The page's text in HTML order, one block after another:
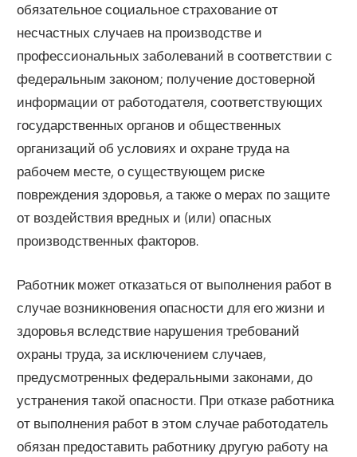
обязательное социальное страхование от
несчастных случаев на производстве и
профессиональных заболеваний в соответствии с
федеральным законом; получение достоверной
информации от работодателя, соответствующих
государственных органов и общественных
организаций об условиях и охране труда на
рабочем месте, о существующем риске
повреждения здоровья, а также о мерах по защите
от воздействия вредных и (или) опасных
производственных факторов.
Работник может отказаться от выполнения работ в
случае возникновения опасности для его жизни и
здоровья вследствие нарушения требований
охраны труда, за исключением случаев,
предусмотренных федеральными законами, до
устранения такой опасности. При отказе работника
от выполнения работ в этом случае работодатель
обязан предоставить работнику другую работу на